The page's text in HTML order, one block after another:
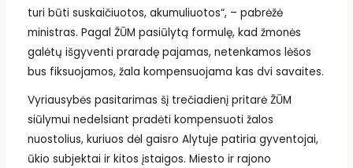
turi būti suskaičiuotos, akumuliuotos“, – pabrėžė
ministras. Pagal ŽŪM pasiūlytą formulę, kad žmonės
galėtų išgyventi praradę pajamas, netenkamos lėšos
bus fiksuojamos, žala kompensuojama kas dvi savaites.
Vyriausybės pasitarimas šį trečiadienį pritarė ŽŪM
siūlymui nedelsiant pradėti kompensuoti žalos
nuostolius, kuriuos dėl gaisro Alytuje patiria gyventojai,
ūkio subjektai ir kitos įstaigos. Miesto ir rajono